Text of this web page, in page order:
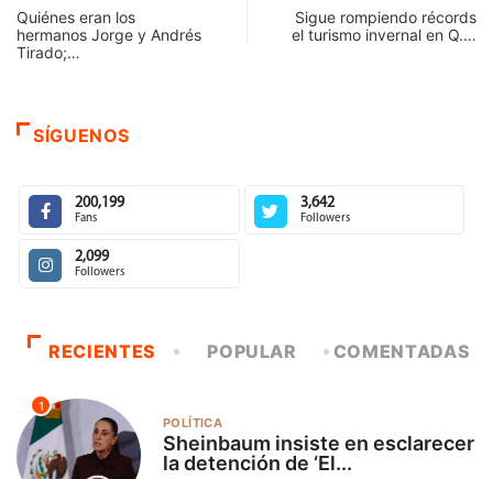
Quiénes eran los
hermanos Jorge y Andrés
Tirado;…
Sigue rompiendo récords
el turismo invernal en Q.…
SÍGUENOS
200,199
Fans
3,642
Followers
2,099
Followers
RECIENTES POPULAR COMENTADAS
1
POLÍTICA
Sheinbaum insiste en esclarecer
la detención de ‘El...